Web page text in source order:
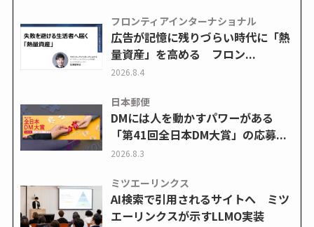
フロンティアインターナショナル
広告が記憶に残りづらい時代に「熱
量資産」を高める フロン...
2026.8.4
日本郵便
DMには人を動かすパワーがある
「第41回全日本DM大賞」の応募...
2026.8.3
ミツエーリンクス
AI検索で引用されるサイトへ ミツ
エーリンクスが示すLLMO実装